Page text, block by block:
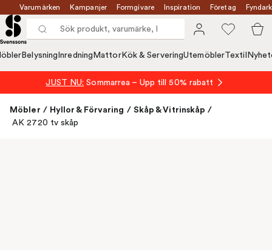
Varumärken Kampanjer Formgivare Inspiration Företag
Belysning Inredning MattorKök & ServeringUtemöblerTextil
JUST NU: Sommarrea – Upp till 50% rabatt
Möbler / Hyllor & Förvaring / Skåp & Vitrinskåp /
AK 2720 tv skåp